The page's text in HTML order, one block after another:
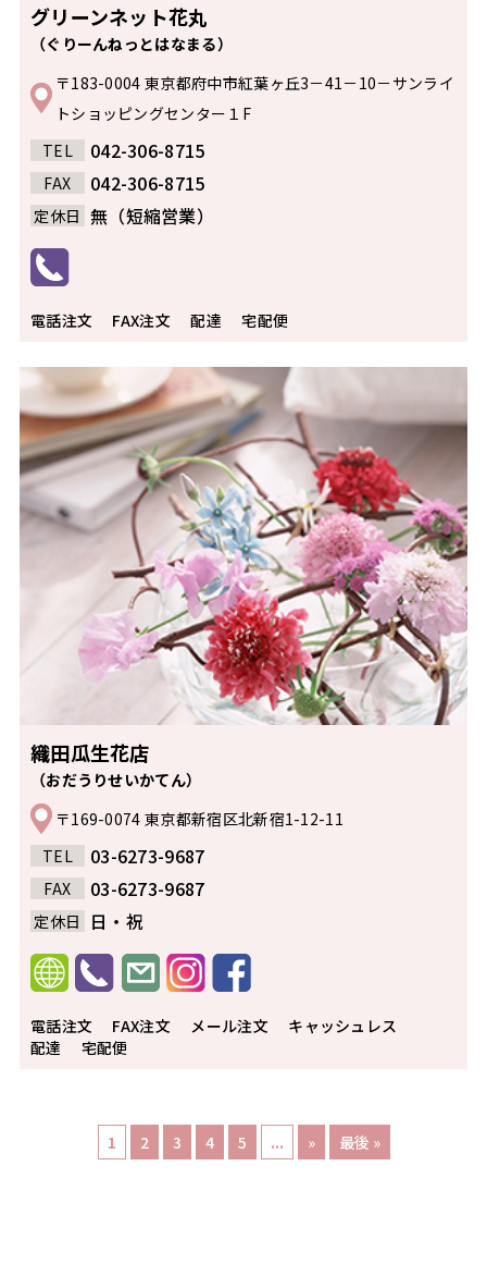
グリーンネット花丸
（ぐりーんねっとはなまる）
〒183-0004 東京都府中市紅葉ヶ丘3－41－10－サンライ
トショッピングセンター１F
TEL
042-306-8715
FAX 042-306-8715
定休日 無（短縮営業）
電話注文 FAX注文 配達 宅配便
織田瓜生花店
（おだうりせいかてん）
〒169-0074 東京都新宿区北新宿1-12-11
TEL
03-6273-9687
FAX 03-6273-9687
定休日 日・祝
電話注文 FAX注文 メール注文
キャッシュレス
配達
宅配便
1 2 3 4 5 ... » 最後 »